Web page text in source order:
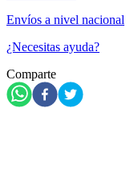
Envíos a nivel nacional
¿Necesitas ayuda?
Comparte